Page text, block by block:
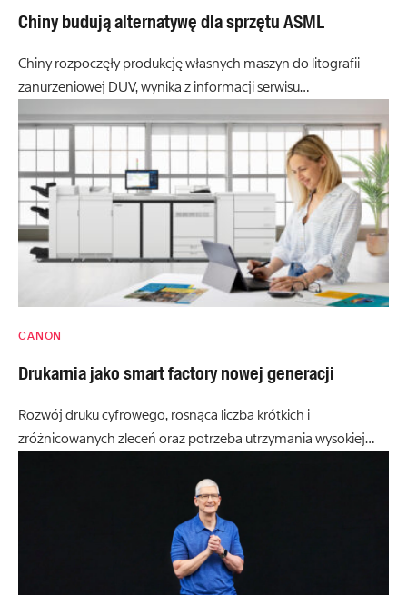
Chiny budują alternatywę dla sprzętu ASML
Chiny rozpoczęły produkcję własnych maszyn do litografii
zanurzeniowej DUV, wynika z informacji serwisu…
CANON
Drukarnia jako smart factory nowej generacji
Rozwój druku cyfrowego, rosnąca liczba krótkich i
zróżnicowanych zleceń oraz potrzeba utrzymania wysokiej…